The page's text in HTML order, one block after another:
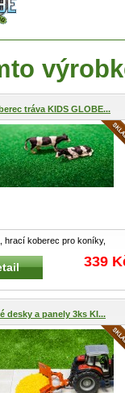
tráva KIDS GLOBE...
hrací koberec pro koníky,
další zvířátka KIDS GLOBE ...
339
desky a panely 3ks KI...